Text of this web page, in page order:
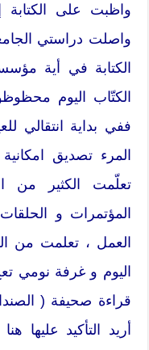
واظبت على
واصلت دراستي
الكتابة في أية
الكتّاب اليوم
ففي بداية انتقالي
المرء تصديق
تعلّمت الكثير من
المؤتمرات و
العمل ، تعلمت من
اليوم و غرفة نومي
قراءة صحيفة (
أريد التأكيد عليها